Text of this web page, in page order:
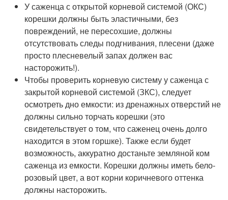
У саженца с открытой корневой системой (ОКС)
корешки должны быть эластичными, без
повреждений, не пересохшие, должны
отсутствовать следы подгнивания, плесени (даже
просто плесневелый запах должен вас
насторожить!).
Чтобы проверить корневую систему у саженца с
закрытой корневой системой (ЗКС), следует
осмотреть дно емкости: из дренажных отверстий не
должны сильно торчать корешки (это
свидетельствует о том, что саженец очень долго
находится в этом горшке). Также если будет
возможность, аккуратно достаньте земляной ком
саженца из емкости. Корешки должны иметь бело-
розовый цвет, а вот корни коричневого оттенка
должны насторожить.